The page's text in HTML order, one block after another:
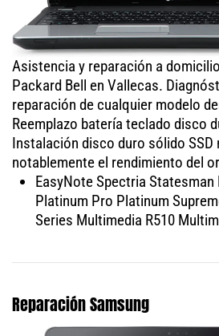
Asistencia y reparación a
Packard Bell en Vallecas.
reparación de cualquier modelo
Reemplazo batería teclado disco
Instalación disco duro sólido SSD
notablemente el rendimiento del
EasyNote Spectria Statesman
Platinum Pro Platinum
Series Multimedia R510
Reparación Samsung